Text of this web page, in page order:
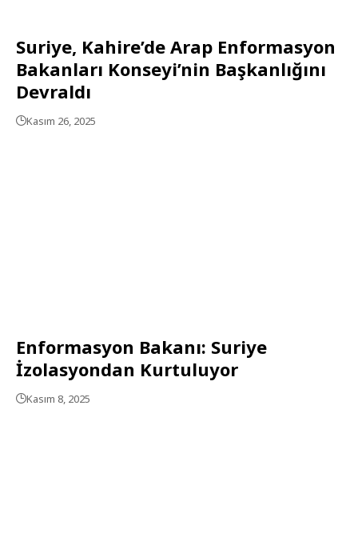
Suriye, Kahire’de Arap Enformasyon
Bakanları Konseyi’nin Başkanlığını
Devraldı
Kasım 26, 2025
Enformasyon Bakanı: Suriye
İzolasyondan Kurtuluyor
Kasım 8, 2025